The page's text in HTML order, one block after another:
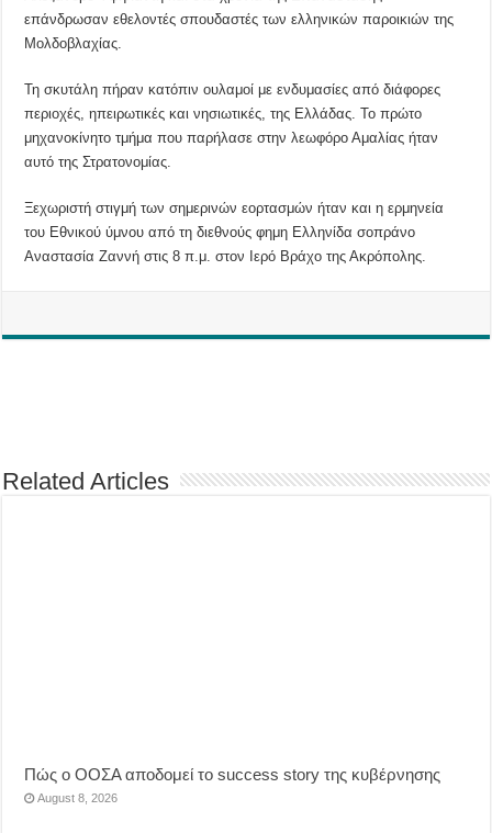
επάνδρωσαν εθελοντές σπουδαστές των ελληνικών παροικιών της
Μολδοβλαχίας.
Τη σκυτάλη πήραν κατόπιν ουλαμοί με ενδυμασίες από διάφορες
περιοχές, ηπειρωτικές και νησιωτικές, της Ελλάδας. Το πρώτο
μηχανοκίνητο τμήμα που παρήλασε στην λεωφόρο Αμαλίας ήταν
αυτό της Στρατονομίας.
Ξεχωριστή στιγμή των σημερινών εορτασμών ήταν και η ερμηνεία
του Εθνικού ύμνου από τη διεθνούς φημη Ελληνίδα σοπράνο
Αναστασία Ζαννή στις 8 π.μ. στον Ιερό Βράχο της Ακρόπολης.
Related Articles
Πώς ο ΟΟΣΑ αποδομεί το success story της κυβέρνησης
August 8, 2026